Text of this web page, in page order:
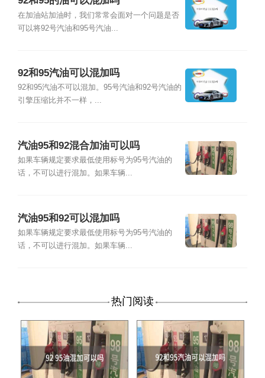
在加油站加油时，我们常常会面对一个问题是否
可以将92号汽油和95号汽油...
92和95汽油可以混加吗
92和95汽油不可以混加。95号汽油和92号汽油的
引擎压缩比并不一样，...
汽油95和92混合加油可以吗
如果车辆规定要求最低使用标号为95号汽油的
话，不可以进行混加。如果车辆...
汽油95和92可以混加吗
如果车辆规定要求最低使用标号为95号汽油的
话，不可以进行混加。如果车辆...
热门阅读